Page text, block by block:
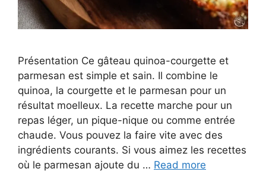
Présentation Ce gâteau quinoa-courgette et
parmesan est simple et sain. Il combine le
quinoa, la courgette et le parmesan pour un
résultat moelleux. La recette marche pour un
repas léger, un pique-nique ou comme entrée
chaude. Vous pouvez la faire vite avec des
ingrédients courants. Si vous aimez les recettes
où le parmesan ajoute du … Read more